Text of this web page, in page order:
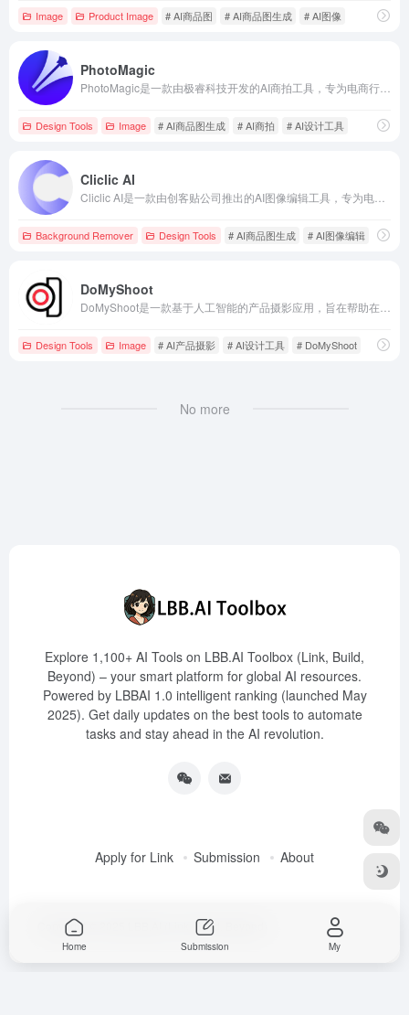
Image Product Image # AI商品图 # AI商品图生成 # AI图像
PhotoMagic
Design Tools Image # AI商品图生成 # AI商拍 # AI设计工具
Cliclic AI
Background Remover Design Tools # AI商品图生成 # AI图像编辑 # AI设
DoMyShoot
Design Tools Image # AI产品摄影 # AI设计工具 # DoMyShoot
No more
Explore 1,100+ AI Tools on LBB.AI Toolbox (Link, Build,
Beyond) – your smart platform for global AI resources.
Powered by LBBAI 1.0 intelligent ranking (launched May
2025). Get daily updates on the best tools to automate
tasks and stay ahead in the AI revolution.
Apply for Link Submission About
Copyright © 2025 LBB.AI (Link, Build, Beyond)
Home Submission My